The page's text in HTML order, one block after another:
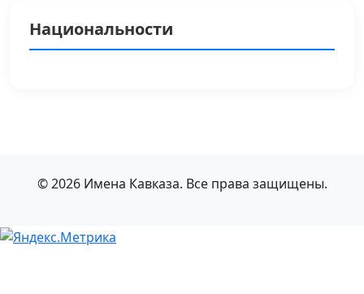
Национальности
© 2026 Имена Кавказа. Все права защищены.